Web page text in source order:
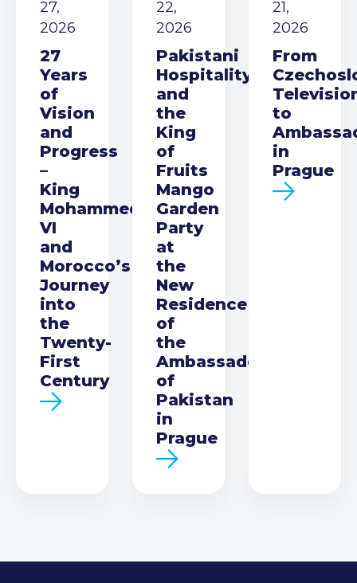
27,
2026
27
Years
of
Vision
and
Progress
–
King
Mohammed
VI
and
Morocco’s
Journey
into
the
Twenty-
First
Century
22,
2026
Pakistani
Hospitality
and
the
King
of
Fruits
Mango
Garden
Party
at
the
New
Residence
of
the
Ambassador
of
Pakistan
in
Prague
21,
2026
From
to
in
Prague